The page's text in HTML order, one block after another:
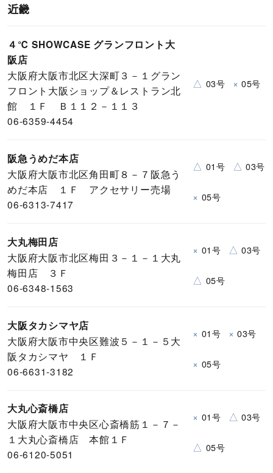
近畿
４℃ SHOWCASE グランフロント大
阪店
大阪府大阪市北区大深町３－１グラン
フロント大阪ショップ＆レストラン北
館 １Ｆ Ｂ１１２－１１３
06-6359-4454
△ 03号 × 05号
阪急うめだ本店
大阪府大阪市北区角田町８－７阪急う
めだ本店 １Ｆ アクセサリー売場
06-6313-7417
△ 01号 △ 03号
× 05号
大丸梅田店
大阪府大阪市北区梅田３－１－１大丸
梅田店 ３Ｆ
06-6348-1563
× 01号 △ 03号
△ 05号
大阪タカシマヤ店
大阪府大阪市中央区難波５－１－５大
阪タカシマヤ １Ｆ
06-6631-3182
× 01号 × 03号
× 05号
大丸心斎橋店
大阪府大阪市中央区心斎橋筋１－７－
１大丸心斎橋店 本館１Ｆ
06-6120-5051
× 01号 △ 03号
△ 05号